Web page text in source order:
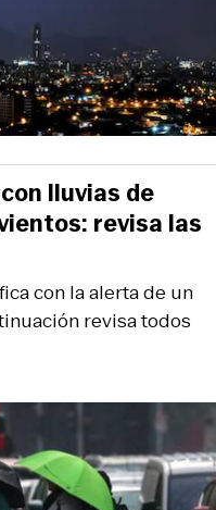
con la alerta de un
revisa todos
lluvias de
revisa las